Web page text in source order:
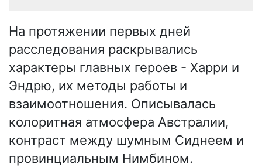
На протяжении первых дней
расследования раскрывались
характеры главных героев - Харри и
Эндрю, их методы работы и
взаимоотношения. Описывалась
колоритная атмосфера Австралии,
контраст между шумным Сиднеем и
провинциальным Нимбином.